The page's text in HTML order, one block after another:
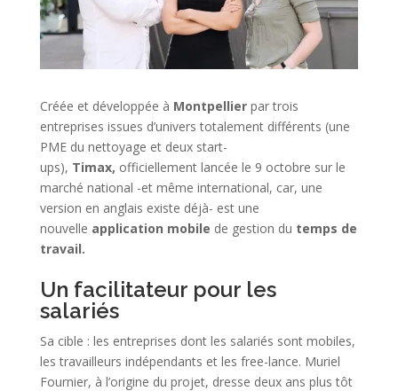
Créée et développée à Montpellierpar trois
entreprises issues d’univers totalement différents (une
PME du nettoyage et deux start-
ups), Timax, officiellement lancée le 9 octobre sur le
marché national -et même international, car, une
version en anglais existe déjà- est une
nouvelle application mobile de gestion du temps de
travail.
Un facilitateur pour les
salariés
Sa cible : les entreprises dont les salariés sont mobiles,
les travailleurs indépendants et les free-lance. Muriel
Fournier, à l’origine du projet, dresse deux ans plus tôt